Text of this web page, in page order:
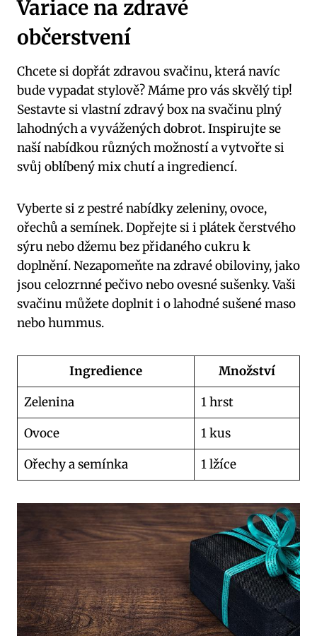
Variace na zdravé
občerstvení
Chcete si dopřát zdravou svačinu, která navíc
bude vypadat stylově? Máme pro vás skvělý tip!
Sestavte si vlastní zdravý box na svačinu plný
lahodných a vyvážených dobrot. Inspirujte se
naší nabídkou různých možností a vytvořte si
svůj oblíbený mix chutí a ingrediencí.
Vyberte si z pestré nabídky zeleniny, ovoce,
ořechů a semínek. Dopřejte si i plátek čerstvého
sýru nebo džemu bez přidaného cukru k
doplnění. Nezapomeňte na zdravé obiloviny, jako
jsou celozrnné pečivo nebo ovesné sušenky. Vaši
svačinu můžete doplnit i o lahodné sušené maso
nebo hummus.
Ingredience
Množství
Zelenina
1 hrst
Ovoce
1 kus
Ořechy a semínka
1 lžíce